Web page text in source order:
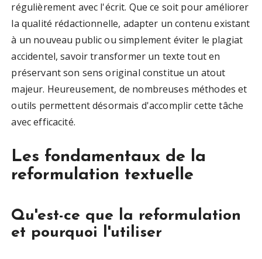
régulièrement avec l'écrit. Que ce soit pour améliorer
la qualité rédactionnelle, adapter un contenu existant
à un nouveau public ou simplement éviter le plagiat
accidentel, savoir transformer un texte tout en
préservant son sens original constitue un atout
majeur. Heureusement, de nombreuses méthodes et
outils permettent désormais d'accomplir cette tâche
avec efficacité.
Les fondamentaux de la
reformulation textuelle
Qu'est-ce que la reformulation
et pourquoi l'utiliser